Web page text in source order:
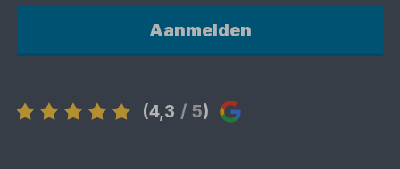
Aanmelden
(4,3 / 5)